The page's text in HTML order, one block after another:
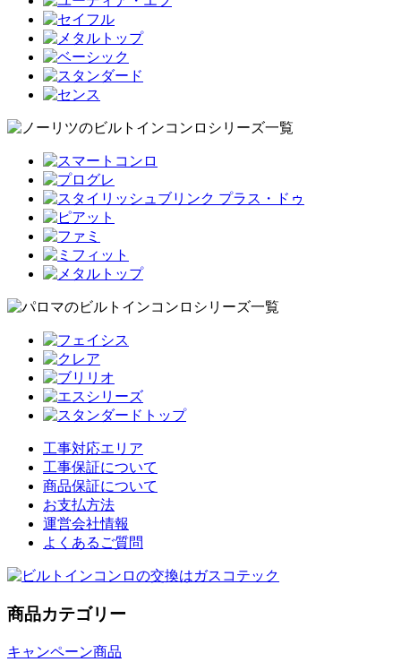
工事対応エリア
工事保証について
商品保証について
お支払方法
運営会社情報
よくあるご質問
商品カテゴリー
キャンペーン商品